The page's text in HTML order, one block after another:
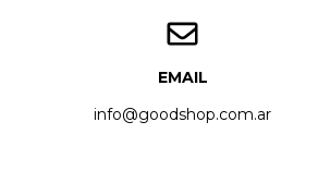
EMAIL
info@goodshop.com.ar